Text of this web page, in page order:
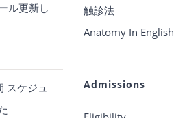
ル更新し
スケジュ
触診法
Anatomy In English
Admissions